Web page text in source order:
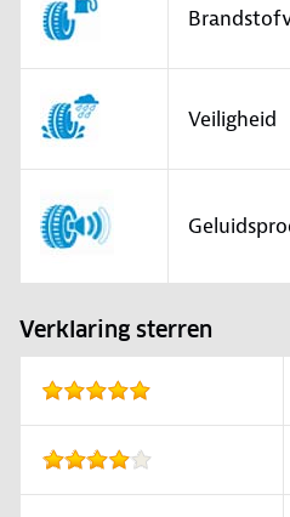
Veiligheid
Verklaring sterren